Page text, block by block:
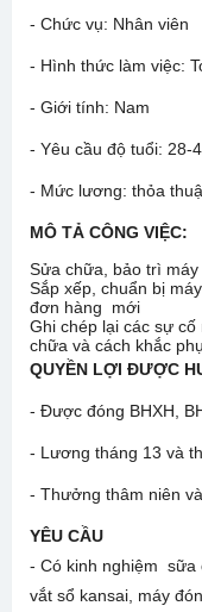
- Chức vụ: Nhân viên
- Hình thức làm việc:
- Giới tính: Nam
- Yêu cầu độ tuổi: 28-
- Mức lương: thỏa
MÔ TẢ CÔNG VIỆC:
Sửa chữa, bảo trì
Sắp xếp, chuẩn bị
đơn hàng mới
Ghi chép lại các sự
chữa và cách khắc
QUYỀN LỢI ĐƯỢC
- Được đóng BHXH,
- Lương tháng 13 và
- Thưởng thâm niên
YÊU CẦU
- Có kinh nghiệm sữa
vắt sổ kansai, máy